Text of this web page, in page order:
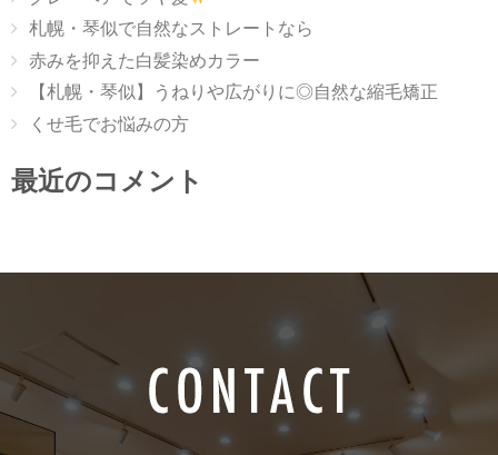
札幌・琴似で自然なストレートなら
赤みを抑えた白髪染めカラー
【札幌・琴似】うねりや広がりに◎自然な縮毛矯正
くせ毛でお悩みの方
最近のコメント